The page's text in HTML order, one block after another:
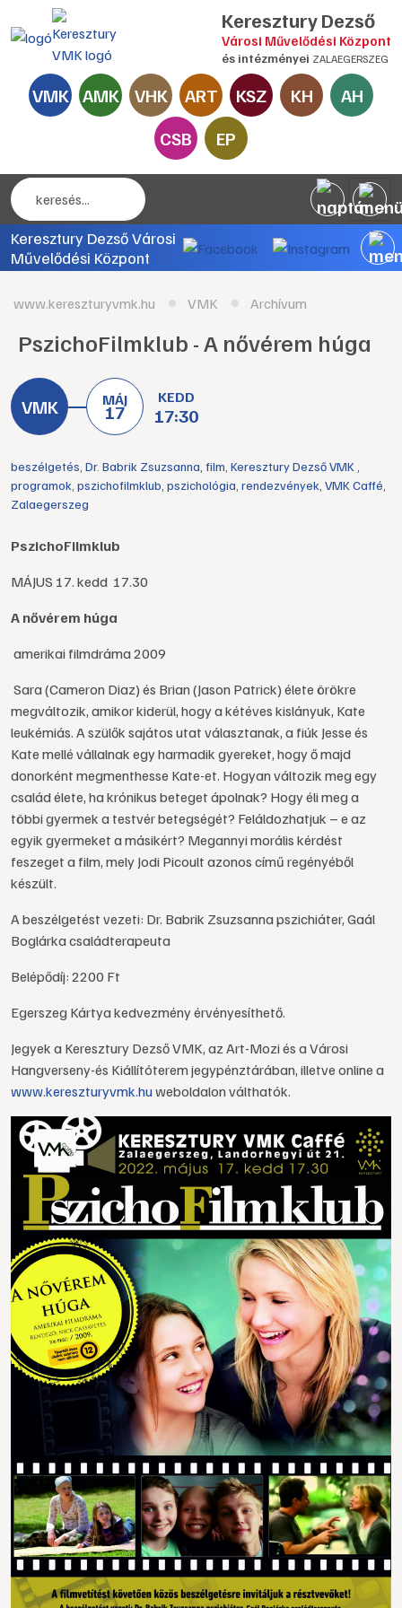
Keresztury Dezső
Városi Művelődési Központ
és intézményei ZALAEGERSZEG
VMK AMK VHK ART KSZ KH
AH
CSB
EP
Keresztury Dezső Városi
Művelődési Központ
www.kereszturyvmk.hu VMK Archívum
PszichoFilmklub - A nővérem húga
MÁJ
17
KEDD
17:30
beszélgetés Dr. Babrik Zsuzsanna film Keresztury Dezső VMK
programok pszichofilmklub pszichológia rendezvények VMK Caffé
Zalaegerszeg
PszichoFilmklub
MÁJUS 17. kedd 17.30
A nővérem húga
amerikai filmdráma 2009
Sara (Cameron Diaz) és Brian (Jason Patrick) élete örökre
megváltozik, amikor kiderül, hogy a kétéves kislányuk, Kate
leukémiás. A szülők sajátos utat választanak, a fiúk Jesse és
Kate mellé vállalnak egy harmadik gyereket, hogy ő majd
donorként megmenthesse Kate-et. Hogyan változik meg egy
család élete, ha krónikus beteget ápolnak? Hogy éli meg a
többi gyermek a testvér betegségét? Feláldozhatjuk – e az
egyik gyermeket a másikért? Megannyi morális kérdést
feszeget a film, mely Jodi Picoult azonos című regényéből
készült.
A beszélgetést vezeti: Dr. Babrik Zsuzsanna pszichiáter, Gaál
Boglárka családterapeuta
Belépődíj: 2200 Ft
Egerszeg Kártya kedvezmény érvényesíthető.
Jegyek a Keresztury Dezső VMK, az Art-Mozi és a Városi
Hangverseny-és Kiállítóterem jegypénztárában, illetve online a
www.kereszturyvmk.huweboldalon válthatók.